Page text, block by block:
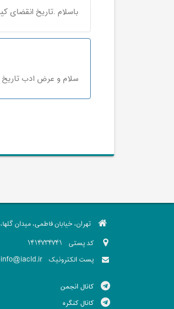
باسلام .تاریخ انقضای کیت ۰۶/۲۰۲۰ تا اول ماه مورد نظر یا تا آخر آن ماه اعتبار دارد. در موردتاریخ محیط کشت هم
سلام و عرض ادب
تهران، خیابان فاطمی، میدان
کد پستی
پست الکترونیک info@iacld.ir
کانال انجمن
کانال کنگره